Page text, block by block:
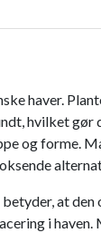
haver.
hvilket gør
og forme.
at
i haven.